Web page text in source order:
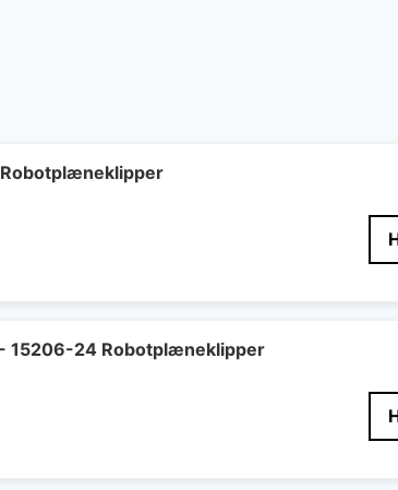
- 15206-24 Robotplæneklipper